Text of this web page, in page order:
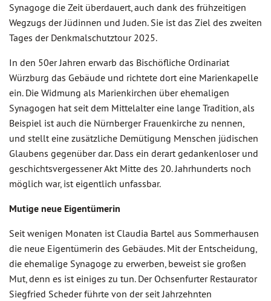
Synagoge die Zeit überdauert, auch dank des frühzeitigen
Wegzugs der Jüdinnen und Juden. Sie ist das Ziel des zweiten
Tages der Denkmalschutztour 2025.
In den 50er Jahren erwarb das Bischöfliche Ordinariat
Würzburg das Gebäude und richtete dort eine Marienkapelle
ein. Die Widmung als Marienkirchen über ehemaligen
Synagogen hat seit dem Mittelalter eine lange Tradition, als
Beispiel ist auch die Nürnberger Frauenkirche zu nennen,
und stellt eine zusätzliche Demütigung Menschen jüdischen
Glaubens gegenüber dar. Dass ein derart gedankenloser und
geschichtsvergessener Akt Mitte des 20. Jahrhunderts noch
möglich war, ist eigentlich unfassbar.
Mutige neue Eigentümerin
Seit wenigen Monaten ist Claudia Bartel aus Sommerhausen
die neue Eigentümerin des Gebäudes. Mit der Entscheidung,
die ehemalige Synagoge zu erwerben, beweist sie großen
Mut, denn es ist einiges zu tun. Der Ochsenfurter Restaurator
Siegfried Scheder führte von der seit Jahrzehnten